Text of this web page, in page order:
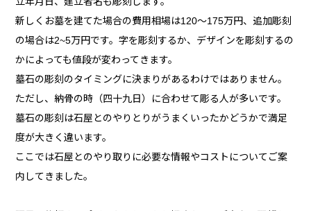
新しくお墓を建てた場合の費用相場は120～175万円、追加彫刻
の場合は2~5万円です。字を彫刻するか、デザインを彫刻するの
かによっても値段が変わってきます。
墓石の彫刻のタイミングに決まりがあるわけではありません。
ただし、納骨の時（四十九日）に合わせて彫る人が多いです。
墓石の彫刻は石屋とのやりとりがうまくいったかどうかで満足
度が大きく違います。
ここでは石屋とのやり取りに必要な情報やコストについてご案
内してきました。